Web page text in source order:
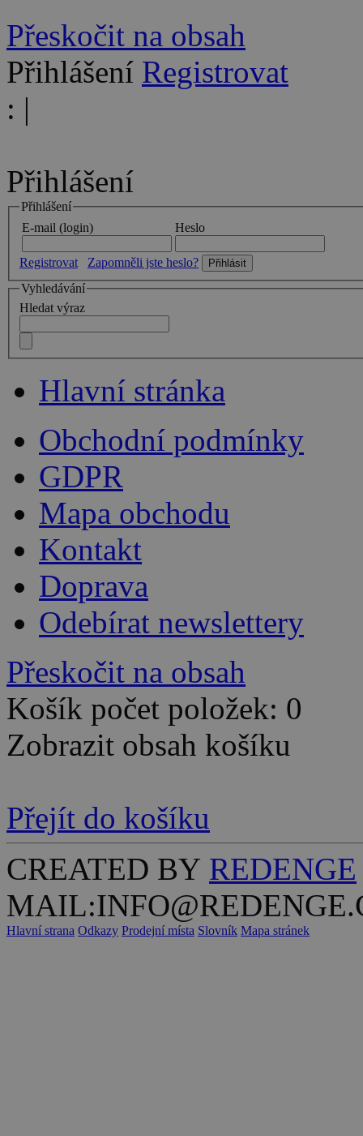
Přeskočit na obsah
Přihlášení Registrovat
: |
Přihlášení
Přihlášení
E-mail (login)
Heslo
Registrovat
Zapomněli jste heslo?
Vyhledávání
Hledat výraz
Hlavní stránka
Obchodní podmínky
GDPR
Mapa obchodu
Kontakt
Doprava
Odebírat newslettery
Přeskočit na obsah
Košík počet položek: 0
Zobrazit obsah košíku
Přejít do košíku
CREATED BY REDENGE
Hlavní strana Odkazy Prodejní místa Slovník Mapa stránek